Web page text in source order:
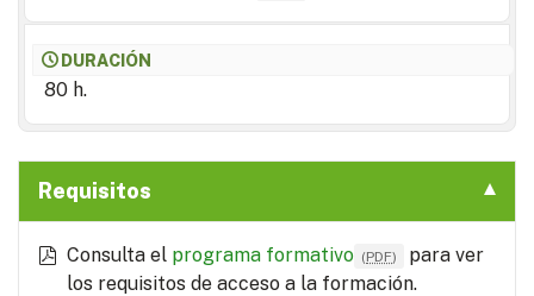
DURACIÓN
80 h.
Requisitos
Consulta el programa formativo (PDF)
para ver
los requisitos de acceso a la formación.